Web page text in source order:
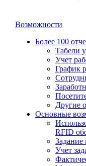
Возможности
Более 100
Табели
Учет
График
Другие
Основные
RFID
Задание
Учет